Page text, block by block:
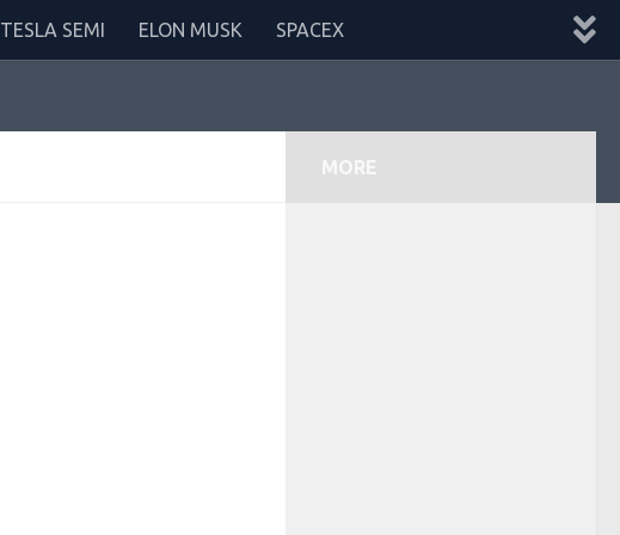
TESLA SEMI ELON MUSK SPACEX
MORE